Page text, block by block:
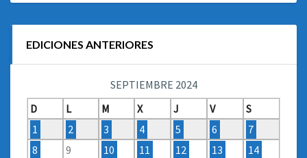
EDICIONES ANTERIORES
SEPTIEMBRE 2024
D
L M X J V
S
1
2 3 4 5 6
7
8
9 10 11 12 13
14